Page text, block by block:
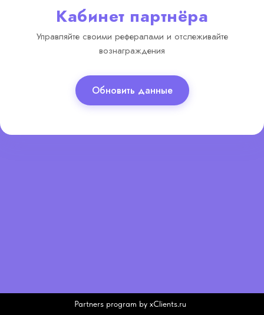
Кабинет партнёра
Управляйте своими рефералами и отслеживайте
вознаграждения
Обновить данные
Partners program by xClients.ru